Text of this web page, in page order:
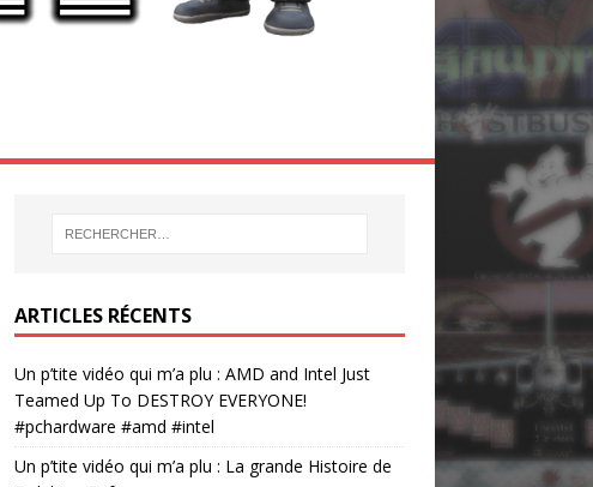
ARTICLES RÉCENTS
Un p’tite vidéo qui m’a plu : AMD and Intel Just
Teamed Up To DESTROY EVERYONE!
#pchardware #amd #intel
Un p’tite vidéo qui m’a plu : La grande Histoire de